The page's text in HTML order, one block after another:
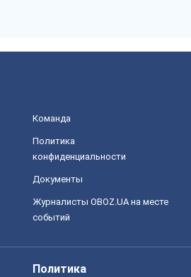
Команда
Политика
конфиденциальности
Документы
Журналисты OBOZ.UA на месте
событий
Политика